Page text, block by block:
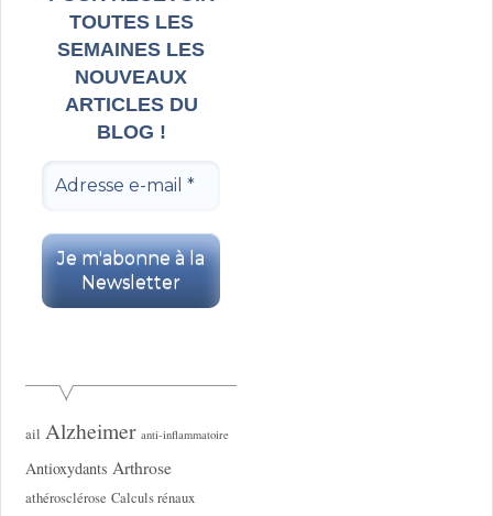
TOUTES LES
SEMAINES LES
NOUVEAUX
ARTICLES DU
BLOG !
ail Alzheimer anti-inflammatoire
Antioxydants Arthrose
athérosclérose Calculs rénaux